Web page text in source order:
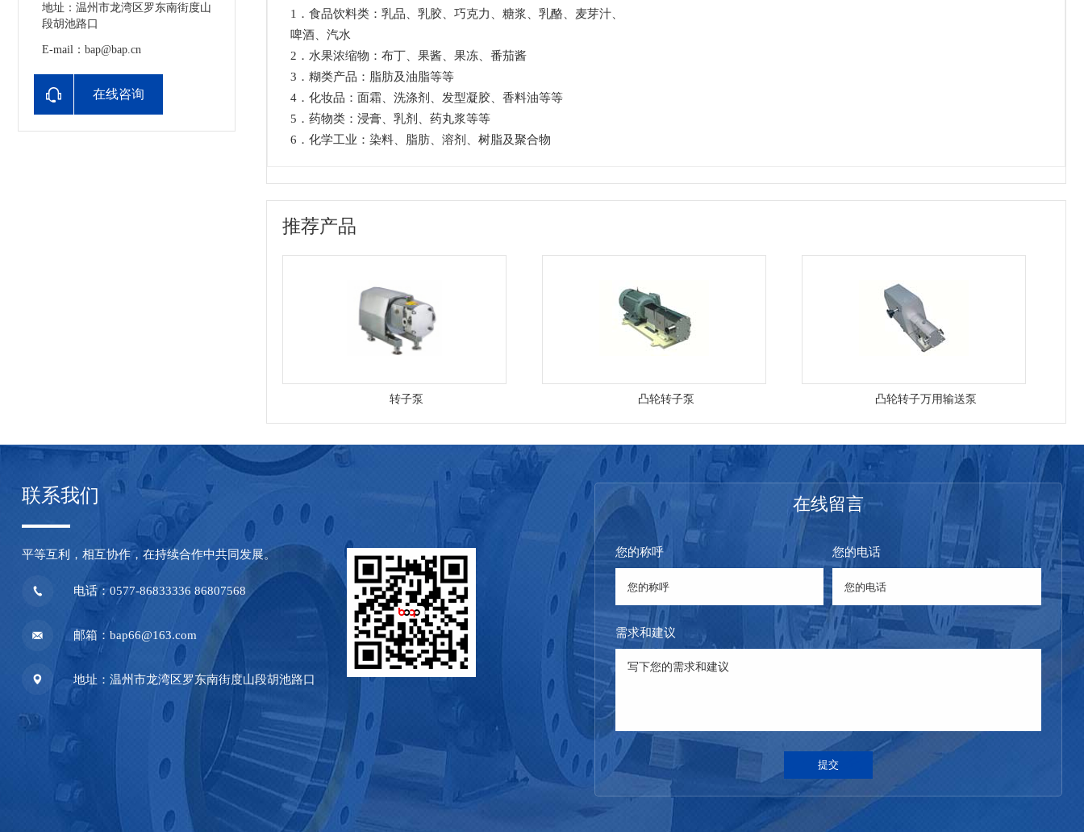
地址：温州市龙湾区罗东南街度山
段胡池路口
E-mail：bap@bap.cn
在线咨询
1．食品饮料类：乳品、乳胶、巧克力、糖浆、乳酪、麦芽汁、
啤酒、汽水
2．水果浓缩物：布丁、果酱、果冻、番茄酱
3．糊类产品：脂肪及油脂等等
4．化妆品：面霜、洗涤剂、发型凝胶、香料油等等
5．药物类：浸膏、乳剂、药丸浆等等
6．化学工业：染料、脂肪、溶剂、树脂及聚合物
推荐产品
转子泵 凸轮转子泵 凸轮转子万用输送泵
联系我们
平等互利，相互协作，在持续合作中共同发展。
电话：0577-86833336 86807568
邮箱：bap66@163.com
地址：温州市龙湾区罗东南街度山段胡池路口
在线留言
您的称呼 您的电话
需求和建议